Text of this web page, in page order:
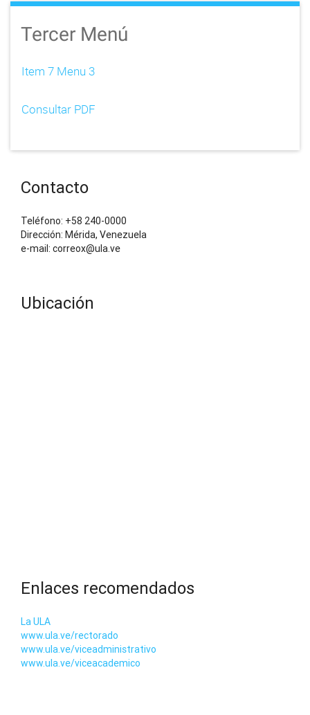
Tercer Menú
Item 7 Menu 3
Consultar PDF
Contacto
Teléfono: +58 240-0000
Dirección: Mérida, Venezuela
e-mail: correox@ula.ve
Ubicación
Enlaces recomendados
La ULA
www.ula.ve/rectorado
www.ula.ve/viceadministrativo
www.ula.ve/viceacademico